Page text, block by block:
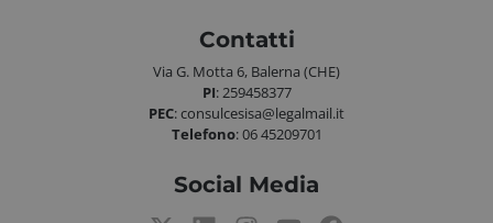
Contatti
Via G. Motta 6, Balerna (CHE)
PI: 259458377
PEC: consulcesisa@legalmail.it
Telefono: 06 45209701
Social Media